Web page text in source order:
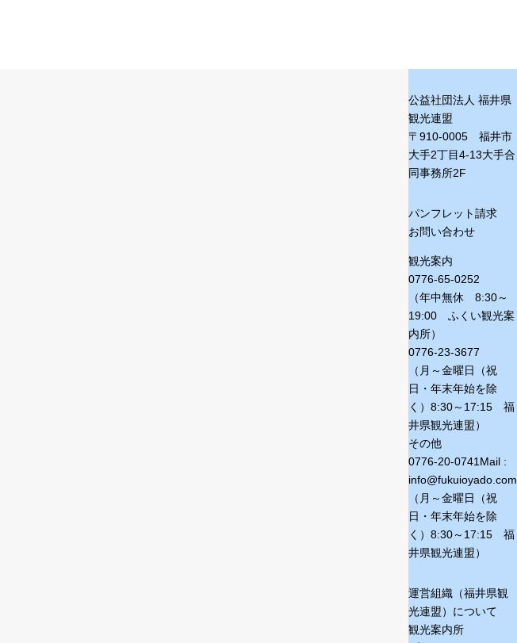
公益社団法人 福井県
観光連盟
〒910-0005 福井市
大手2丁目4-13大手合
同事務所2F
パンフレット請求
お問い合わせ
観光案内
0776-65-0252
（年中無休 8:30～
19:00 ふくい観光案
内所）
0776-23-3677
（月～金曜日（祝
日・年末年始を除
く） 8:30～17:15 福
井県観光連盟）
その他
0776-20-0741 Mail :
info@fukuioyado.com
（月～金曜日（祝
日・年末年始を除
く） 8:30～17:15 福
井県観光連盟）
運営組織（福井県観
光連盟）について
観光案内所